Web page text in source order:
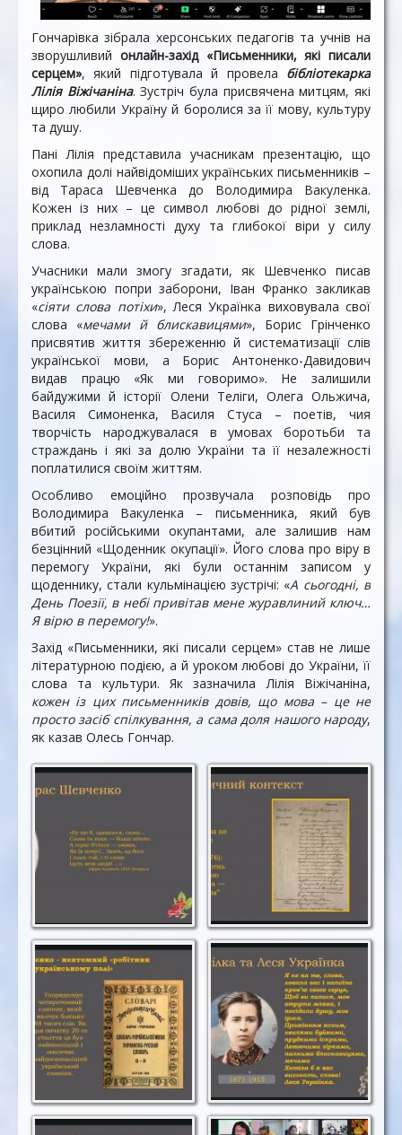
Гончарівка зібрала херсонських педагогів та учнів на
зворушливий онлайн-захід «Письменники, які писали
серцем», який підготувала й провела бібліотекарка
Лілія Віжічаніна. Зустріч була присвячена митцям, які
щиро любили Україну й боролися за її мову, культуру
та душу.
Пані Лілія представила учасникам презентацію, що
охопила долі найвідоміших українських письменників –
від Тараса Шевченка до Володимира Вакуленка.
Кожен із них – це символ любові до рідної землі,
приклад незламності духу та глибокої віри у силу
слова.
Учасники мали змогу згадати, як Шевченко писав
українською попри заборони, Іван Франко закликав
«сіяти слова потіхи», Леся Українка виховувала свої
слова «мечами й блискавицями», Борис Грінченко
присвятив життя збереженню й систематизації слів
української мови, а Борис Антоненко-Давидович
видав працю «Як ми говоримо». Не залишили
байдужими й історії Олени Теліги, Олега Ольжича,
Василя Симоненка, Василя Стуса – поетів, чия
творчість народжувалася в умовах боротьби та
страждань і які за долю України та її незалежності
поплатилися своїм життям.
Особливо емоційно прозвучала розповідь про
Володимира Вакуленка – письменника, який був
вбитий російськими окупантами, але залишив нам
безцінний «Щоденник окупації». Його слова про віру в
перемогу України, які були останнім записом у
щоденнику, стали кульмінацією зустрічі: «А сьогодні, в
День Поезії, в небі привітав мене журавлиний ключ…
Я вірю в перемогу!».
Захід «Письменники, які писали серцем» став не лише
літературною подією, а й уроком любові до України, її
слова та культури. Як зазначила Лілія Віжічаніна,
кожен із цих письменників довів, що мова – це не
просто засіб спілкування, а сама доля нашого народу,
як казав Олесь Гончар.